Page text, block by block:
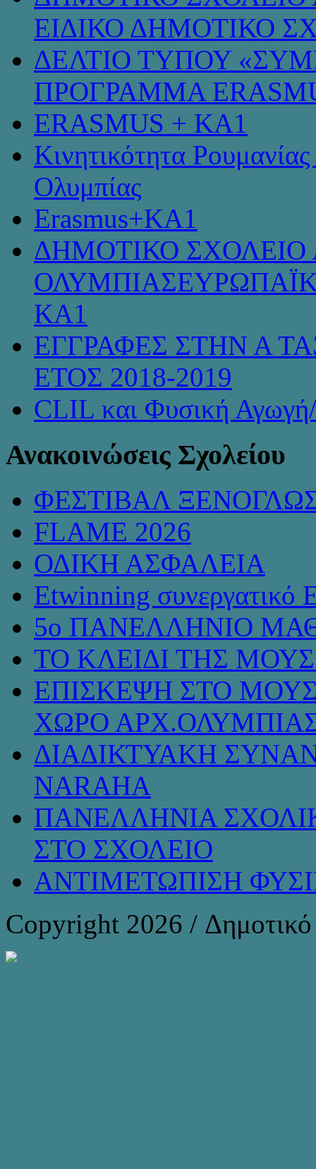
ΕΙΔΙΚΟ ΔΗΜΟΤΙΚΟ
ΔΕΛΤΙΟ ΤΥΠΟΥ
ΠΡΟΓΡΑΜΜΑ
ERASMUS + KA1
Κινητικότητα
Ολυμπίας
Erasmus+KA1
ΔΗΜΟΤΙΚΟ ΣΧΟΛΕΙΟ
KA1
ΕΓΓΡΑΦΕΣ ΣΤΗΝ Α
ΕΤΟΣ 2018-2019
CLIL και Φυσική
Ανακοινώσεις Σχολείου
ΦΕΣΤΙΒΑΛ
FLAME 2026
ΟΔΙΚΗ ΑΣΦΑΛΕΙΑ
Etwinning συνεργατικό
5ο ΠΑΝΕΛΛΗΝΙΟ
ΤΟ ΚΛΕΙΔΙ ΤΗΣ
ΕΠΙΣΚΕΨΗ ΣΤΟ
ΧΩΡΟ
ΔΙΑΔΙΚΤΥΑΚΗ
NARAHA
ΠΑΝΕΛΛΗΝΙΑ
ΣΤΟ ΣΧΟΛΕΙΟ
ΑΝΤΙΜΕΤΩΠΙΣΗ
Copyright 2026 /